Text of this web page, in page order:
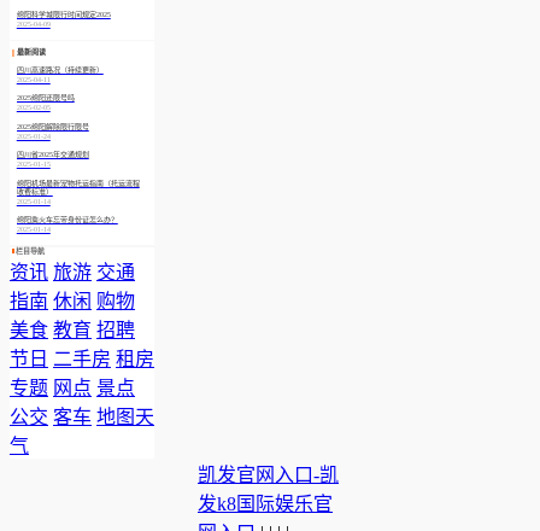
绵阳科学城限行时间规定2025
2025-04-09
最新阅读
四川高速路况（持续更新）
2025-04-11
2025绵阳还限号吗
2025-02-05
2025绵阳解除限行限号
2025-01-24
四川省2025年交通规划
2025-01-15
绵阳机场最新宠物托运指南（托运流程
收费标准）
2025-01-14
绵阳乘火车忘带身份证怎么办？
2025-01-14
栏目导航
资讯 旅游 交通
指南 休闲 购物
美食 教育 招聘
节日 二手房 租房
专题 网点 景点
公交 客车 地图 天
气
凯发官网入口-凯
发k8国际娱乐官